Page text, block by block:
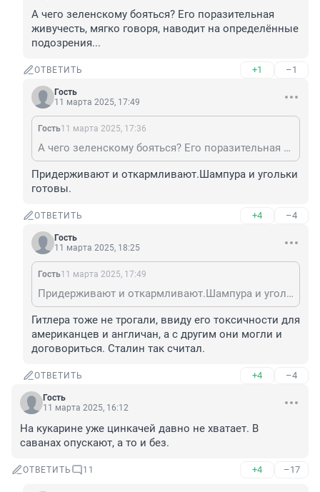
А чего зеленскому бояться? Его поразительная
живучесть, мягко говоря, наводит на определённые
подозрения...
ОТВЕТИТЬ +1 –1
Гость
11 марта 2025, 17:49
Гость11 марта 2025, 17:36
А чего зеленскому бояться? Его поразительная живучесть, мягко говоря, наводит на определённые подозрения...
Придерживают и откармливают.Шампура и угольки
готовы.
ОТВЕТИТЬ +4 –4
Гость
11 марта 2025, 18:25
Гость11 марта 2025, 17:49
Придерживают и откармливают.Шампура и угольки готовы.
Гитлера тоже не трогали, ввиду его токсичности для
американцев и англичан, а с другим они могли и
договориться. Сталин так считал.
ОТВЕТИТЬ +4 –4
Гость
11 марта 2025, 16:12
На кукарине уже цинкачей давно не хватает. В
саванах опускают, а то и без.
ОТВЕТИТЬ 11 +4 –17